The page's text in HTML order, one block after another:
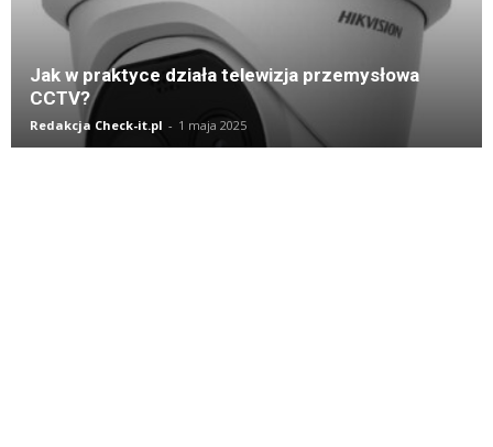
Jak w praktyce działa telewizja przemysłowa
CCTV?
Redakcja Check-it.pl - 1 maja 2025